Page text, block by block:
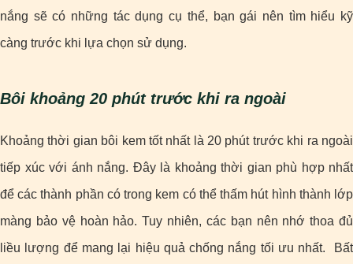
nắng sẽ có những tác dụng cụ thể, bạn gái nên tìm hiểu kỹ
càng trước khi lựa chọn sử dụng.
Bôi khoảng 20 phút trước khi ra ngoài
Khoảng thời gian bôi kem tốt nhất là 20 phút trước khi ra ngoài
tiếp xúc với ánh nắng. Đây là khoảng thời gian phù hợp nhất
để các thành phần có trong kem có thể thấm hút hình thành lớp
màng bảo vệ hoàn hảo. Tuy nhiên, các bạn nên nhớ thoa đủ
liều lượng để mang lại hiệu quả chống nắng tối ưu nhất. Bất